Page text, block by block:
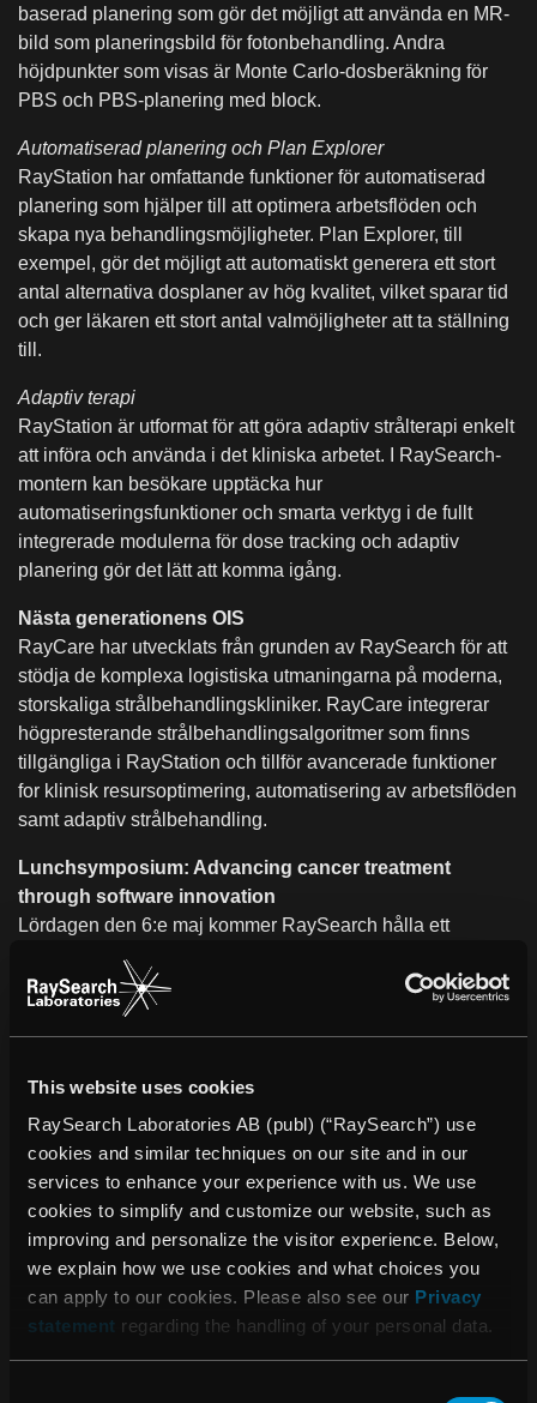
This website uses cookies
RaySearch Laboratories AB (publ) (“RaySearch”) use
cookies and similar techniques on our site and in our
services to enhance your experience with us. We use
cookies to simplify and customize our website, such as
improving and personalize the visitor experience. Below,
we explain how we use cookies and what choices you
can apply to our cookies. Please also see our Privacy
statement regarding the handling of your personal data.
baserad planering som gör det möjligt att använda en MR-
bild som planeringsbild för fotonbehandling. Andra
höjdpunkter som visas är Monte Carlo-dosberäkning för
PBS och PBS-planering med block.
Automatiserad planering och Plan Explorer
RayStation har omfattande funktioner för automatiserad
planering som hjälper till att optimera arbetsflöden och
skapa nya behandlingsmöjligheter. Plan Explorer, till
exempel, gör det möjligt att automatiskt generera ett stort
antal alternativa dosplaner av hög kvalitet, vilket sparar tid
och ger läkaren ett stort antal valmöjligheter att ta ställning
till.
Adaptiv terapi
RayStation är utformat för att göra adaptiv strålterapi enkelt
att införa och använda i det kliniska arbetet. I RaySearch-
montern kan besökare upptäcka hur
automatiseringsfunktioner och smarta verktyg i de fullt
integrerade modulerna för dose tracking och adaptiv
planering gör det lätt att komma igång.
Nästa generationens OIS
RayCare har utvecklats från grunden av RaySearch för att
stödja de komplexa logistiska utmaningarna på moderna,
storskaliga strålbehandlingskliniker. RayCare integrerar
högpresterande strålbehandlingsalgoritmer som finns
tillgängliga i RayStation och tillför avancerade funktioner
for klinisk resursoptimering, automatisering av arbetsflöden
samt adaptiv strålbehandling.
Lunchsymposium: Advancing cancer treatment
through software innovation
Lördagen den 6:e maj kommer RaySearch hålla ett
fokus på hur programvara driver fram innovationer inom
onkologi.
Moderator: Simeon Nill, Head of Translational
The Institute of Cancer Research och The Royal Marsden
NHS Foundation Trust, London, Storbritannien.
Att förbättra cancervården genom innovativ mjukvara
Johan Löf, grundare och & VD, RaySearch Laboratories
AB, Stockholm, Sverige
Hur man kan bidra till evidensbaserad strålbehandling i
den dagliga rutinen. Från dröm till verklighet.
Johannes A. Langendijk, Professor and Chair vid
Department of Radiation Oncology, University Medical